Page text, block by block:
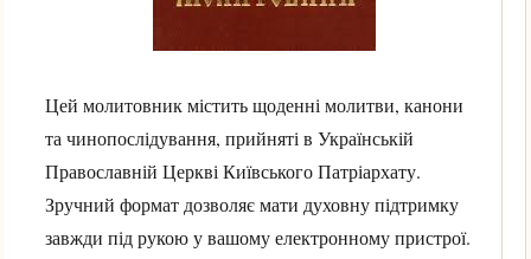
Цей молитовник містить щоденні молитви, канони
та чинопослідування, прийняті в Українській
Православній Церкві Київського Патріархату.
Зручний формат дозволяє мати духовну підтримку
завжди під рукою у вашому електронному пристрої.